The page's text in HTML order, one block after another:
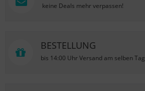
keine Deals mehr verpassen!
BESTELLUNG
bis 14:00 Uhr Versand am selben Tag